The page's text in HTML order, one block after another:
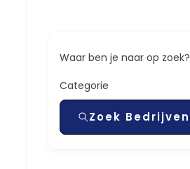
Waar ben je naar op zoek?
Categorie
Zoek Bedrijven